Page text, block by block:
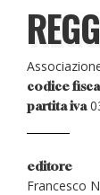
codice
partita iva
editore
Francesco